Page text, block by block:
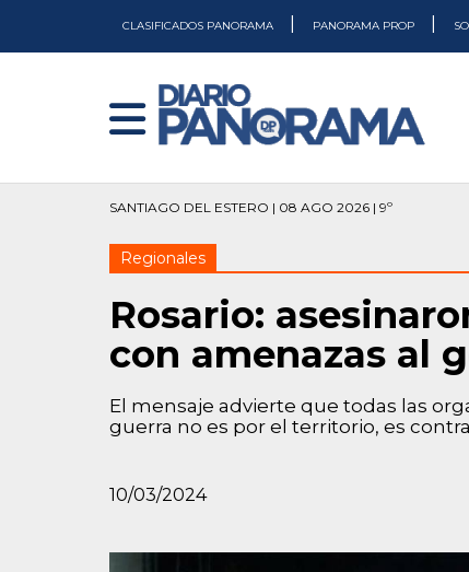
CLASIFICADOS PANORAMA PANORAMA PROP
SANTIAGO DEL ESTERO | 08 AGO 2026 | 9º
Regionales
Rosario:
con amenazas al
El mensaje advierte que todas las
guerra no es por el territorio, es
10/03/2024